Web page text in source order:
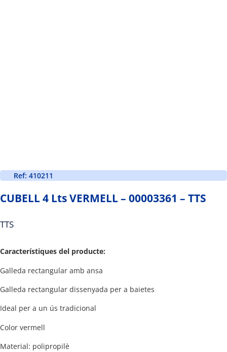
Ref: 410211
CUBELL 4 Lts VERMELL – 00003361 – TTS
TTS
Característiques del producte:
Galleda rectangular amb ansa
Galleda rectangular dissenyada per a baietes
Ideal per a un ús tradicional
Color vermell
Material: polipropilè